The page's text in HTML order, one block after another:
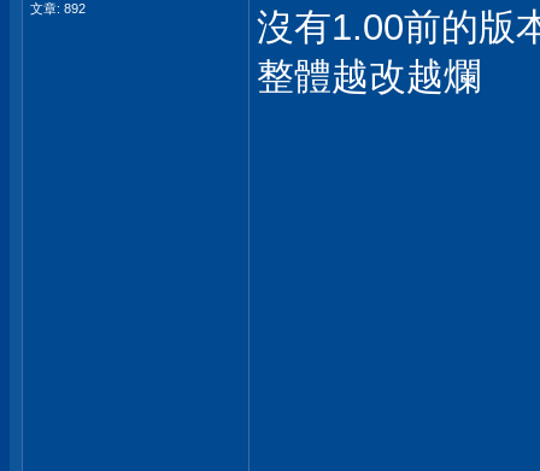
文章: 892
沒有1.00前的版
整體越改越爛